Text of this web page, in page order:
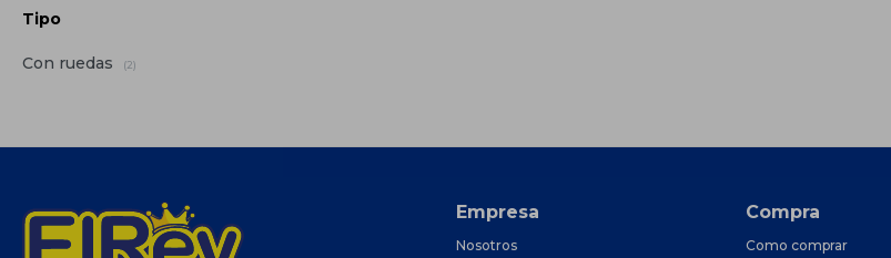
Tipo
Con ruedas (2)
Empresa
Nosotros
Compra
Como comprar